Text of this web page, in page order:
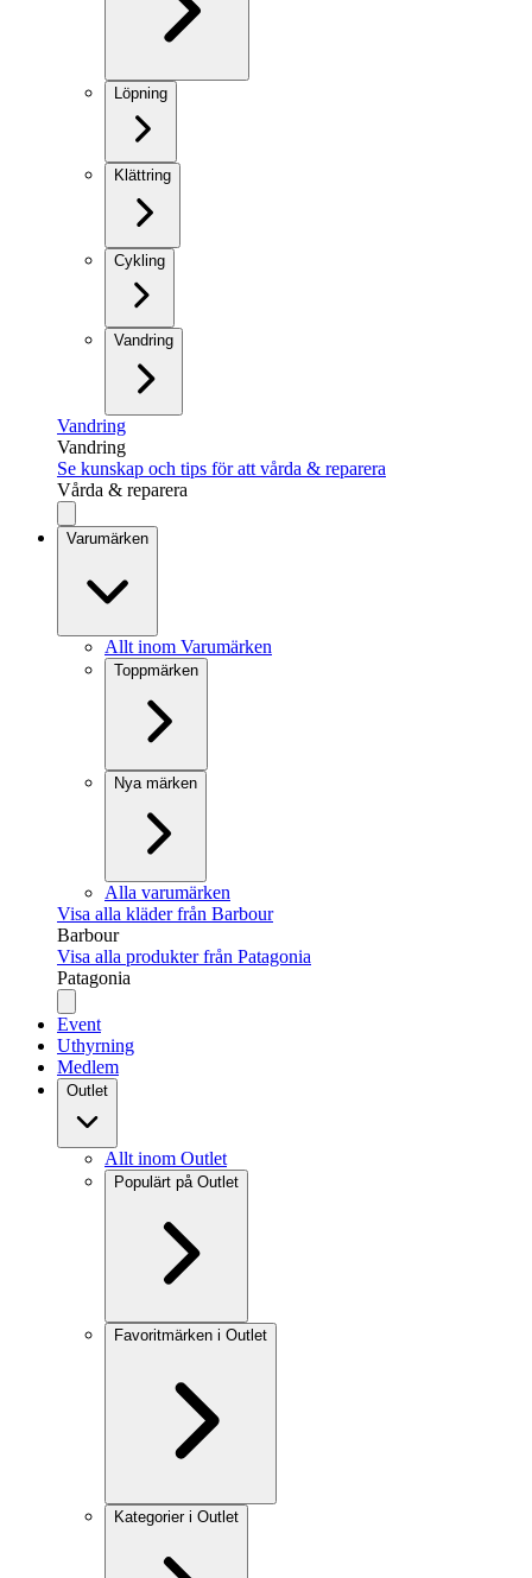
Löpning
Klättring
Cykling
Vandring
Vandring
Vandring
Se kunskap och tips för att vårda & reparera
Vårda & reparera
Varumärken
Allt inom Varumärken
Toppmärken
Nya märken
Alla varumärken
Visa alla kläder från Barbour
Barbour
Visa alla produkter från Patagonia
Patagonia
Event
Uthyrning
Medlem
Outlet
Allt inom Outlet
Populärt på Outlet
Favoritmärken i Outlet
Kategorier i Outlet